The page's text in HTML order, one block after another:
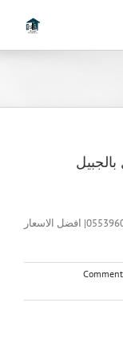
شركة جلي رخام بالماس والكريستال بالجبيل |0553960210| افضل الاسعار